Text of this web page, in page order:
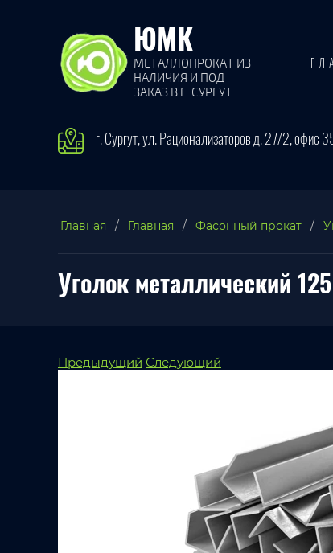
ЮМК
МЕТАЛЛОПРОКАТ ИЗ
НАЛИЧИЯ И ПОД
ЗАКАЗ В Г. СУРГУТ
г. Сургут, ул. Рационализаторов д. 27/2, офис
Главная / Главная / Фасонный прокат /
Уголок металлический
Предыдущий Следующий